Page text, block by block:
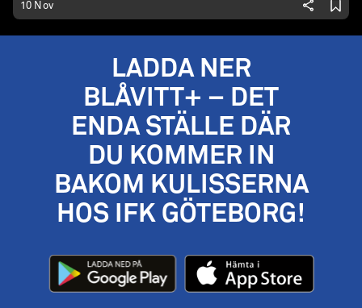
10 Nov
LADDA NER
BLÅVITT+ – DET
ENDA STÄLLE DÄR
DU KOMMER IN
BAKOM KULISSERNA
HOS IFK GÖTEBORG!